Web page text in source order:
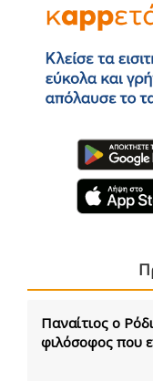
Παναίτιος ο
φιλόσοφος που